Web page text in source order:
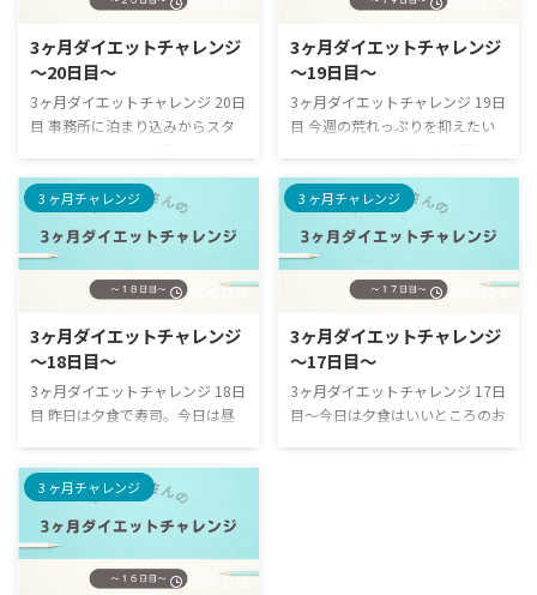
3ヶ月ダイエットチャレンジ
〜20日目〜
3ヶ月ダイエットチャレンジ 20日
目 事務所に泊まり込みからスタ
チャレンジ その名の通り3ヶ月で
どれくらい変わるのかの記録で
ご覧ください https://metabo-
reboot.com/3m000/ 40代の3ヶ
月ダイエットチャレンジ 20日
チャレンジルールはこちら 3ヶ月
ダイエットチャレンジのルール
16時間断食ダイエット(夜抜くタ
イプ、16時から翌8時までの断食
3ヶ月ダイエットチャレンジ
〜19日目〜
3ヶ月ダイエットチャレンジ 19日
目 今週の荒れっぷりを抑えたい
まり込みになったのでちょっと食
事まで気にしてられません！！ 3
名の通り3ヶ月でどれくらい変わ
るのかの記録です。 始めた経緯
などはこちらをご覧ください
reboot.com/3m000/ 40代の3ヶ
月ダイエットチャレンジ 17日
目の記録 40代の3ヶ月ダイエット
チャレンジルールはこちら 3ヶ月
3 ヶ月チャレンジ
2024/12/4
3ヶ月ダイエットチャレンジ
〜18日目〜
3ヶ月ダイエットチャレンジ 18日
目 昨日は夕食で寿司。今日は昼
る気あんのかと思われそうですが
自分の意志で焼肉にしたわけでは
ないのでご勘弁を。 3ヶ月ダイエ
ットチャレンジ その名の通り3ヶ
月でどれくらい変わるのかの記録
です。 始めた経緯などはこちら
3 ヶ月チャレンジ
2024/12/3
3ヶ月ダイエットチャレンジ
〜17日目〜
3ヶ月ダイエットチャレンジ 17日
目〜今日は夕食はいいところのお
3 ヶ月チャレンジ
2024/12/2